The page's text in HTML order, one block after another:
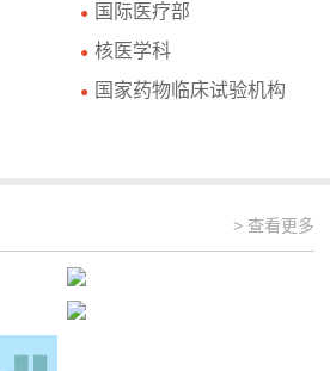
● 国际医疗部
● 核医学科
● 国家药物临床试验机构
> 查看更多